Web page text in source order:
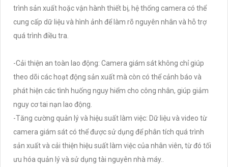
trình sản xuất hoặc vận hành thiết bị, hệ thống camera có thể
cung cấp dữ liệu và hình ảnh để làm rõ nguyên nhân và hỗ trợ
quá trình điều tra.
-Cải thiện an toàn lao động: Camera giám sát không chỉ giúp
theo dõi các hoạt động sản xuất mà còn có thể cảnh báo và
phát hiện các tình huống nguy hiểm cho công nhân, giúp giảm
nguy cơ tai nạn lao động.
-Tăng cường quản lý và hiệu suất làm việc: Dữ liệu và video từ
camera giám sát có thể được sử dụng để phân tích quá trình
sản xuất và cải thiện hiệu suất làm việc của nhân viên, từ đó tối
ưu hóa quản lý và sử dụng tài nguyên nhà máy..